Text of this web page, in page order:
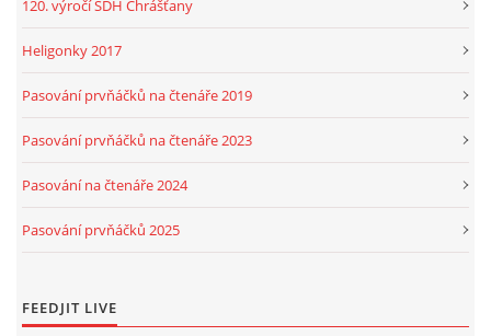
120. výročí SDH Chrášťany
Heligonky 2017
Pasování prvňáčků na čtenáře 2019
Pasování prvňáčků na čtenáře 2023
Pasování na čtenáře 2024
Pasování prvňáčků 2025
FEEDJIT LIVE